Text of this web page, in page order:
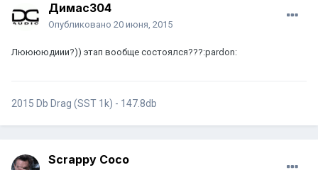
Димас304
Опубликовано 20 июня, 2015
Лююююдиии?)) этап вообще состоялся???:pardon:
2015 Db Drag (SST 1k) - 147.8db
Scrappy Coco